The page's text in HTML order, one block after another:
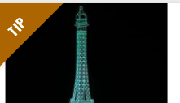
4: S napájecím adaptérem USB jej můžete
připojit k domácí zásuvce nebo k portu
USB počítače. Možnost vložení baterií.
5: Úspora energie. Výkon: 0.012kw.h / 24
hodin, Životnost LED: 50000 hodin
7: Tato lampa může být umístěna v ložnici,
dětském pokoji, obývacím pokoji, baru,
obchodě, kavárně, restauraci atd jako
dekorativní světlo.
TIP